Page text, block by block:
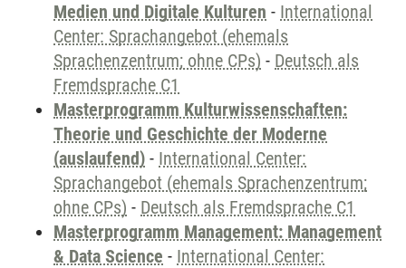
Medien und Digitale Kulturen - International
Center: Sprachangebot (ehemals
Sprachenzentrum; ohne CPs) - Deutsch als
Fremdsprache C1
Masterprogramm Kulturwissenschaften:
Theorie und Geschichte der Moderne
(auslaufend) - International Center:
Sprachangebot (ehemals Sprachenzentrum;
ohne CPs) - Deutsch als Fremdsprache C1
Masterprogramm Management: Management
& Data Science - International Center: